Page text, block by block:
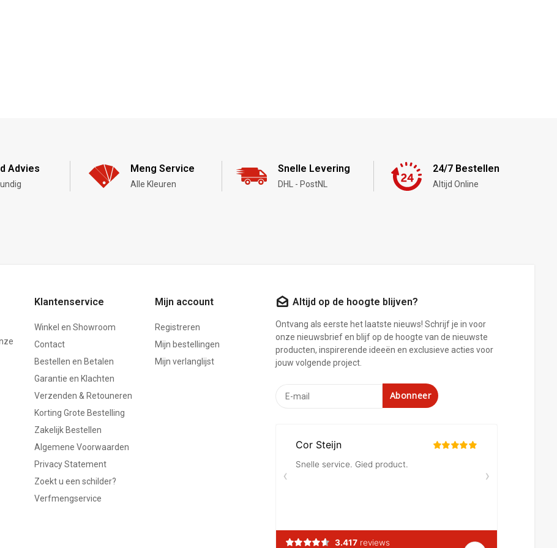
Advies Meng Service
Alle Kleuren
Snelle Levering
DHL - PostNL
24/7 Bestellen
Altijd Online
Klantenservice
Winkel en Showroom
Contact
Bestellen en Betalen
Garantie en Klachten
Verzenden & Retouneren
Korting Grote Bestelling
Zakelijk Bestellen
Algemene Voorwaarden
Privacy Statement
Zoekt u een schilder?
Verfmengservice
Mijn account
Registreren
Mijn bestellingen
Mijn verlanglijst
Altijd op de hoogte blijven?
Ontvang als eerste het laatste nieuws! Schrijf je in voor
onze nieuwsbrief en blijf op de hoogte van de nieuwste
producten, inspirerende ideeën en exclusieve acties voor
jouw volgende project.
Abonneer